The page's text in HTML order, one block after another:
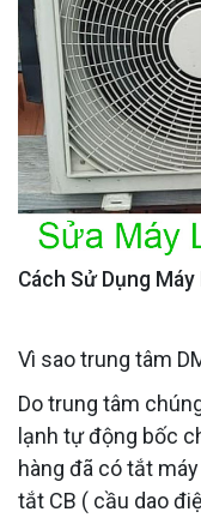
Cách Sử Dụng
Vì sao trung tâm
Do trung tâm
lạnh tự động bốc
hàng đã có tắt
tắt CB ( cầu dao